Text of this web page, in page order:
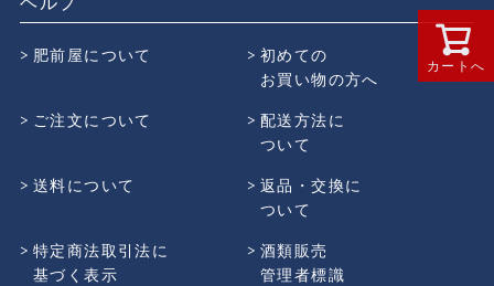
カートへ
肥前屋について
初めての
お買い物の方へ
ご注文について
配送方法に
ついて
送料について
返品・交換に
ついて
特定商法取引法に
基づく表示
酒類販売
管理者標識